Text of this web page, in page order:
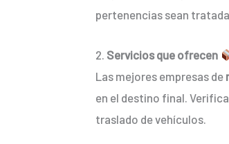
pertenencias sean
2. Servicios que ofrecen
Las mejores empresas de
en el destino final.
traslado de vehículos.